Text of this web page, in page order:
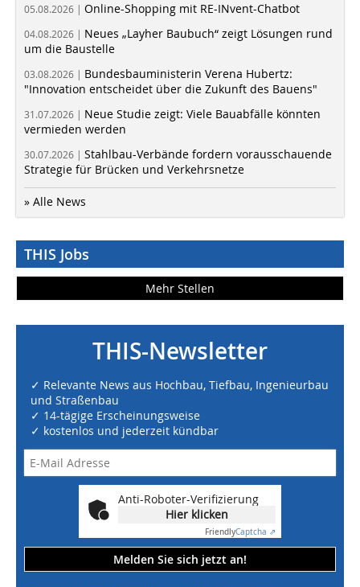
05.08.2026 | Online-Shopping mit RE-INvent-Chatbot
04.08.2026 | Neues „Layher Baubuch“ zeigt Lösungen rund
um die Baustelle
03.08.2026 | Bundesbauministerin Verena Hubertz:
"Innovation entscheidet über die Zukunft des Bauens"
31.07.2026 | Neue Studie zeigt: Viele Bauabfälle könnten
vermieden werden
30.07.2026 | Stahlbau-Verbände fordern vorausschauende
Strategie für Brücken und Verkehrsnetze
» Alle News
THIS Jobs
Mehr Stellen
THIS-Newsletter
✓ Relevante News aus Hochbau, Tiefbau, Ingenieurbau
und Straßenbau
✓ 14-tägige Erscheinungsweise
✓ kostenlos und jederzeit kündbar
Anti-Roboter-Verifizierung
Hier klicken
FriendlyCaptcha ⇗
Melden Sie sich jetzt an!